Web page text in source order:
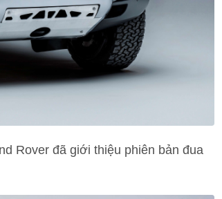
Rover đã giới thiệu phiên bản đua